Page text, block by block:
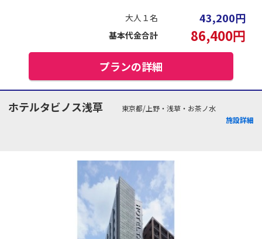
大人１名 43,200円
基本代金合計 86,400円
プランの詳細
ホテルタビノス浅草
東京都/上野・浅草・お茶ノ水
施設詳細